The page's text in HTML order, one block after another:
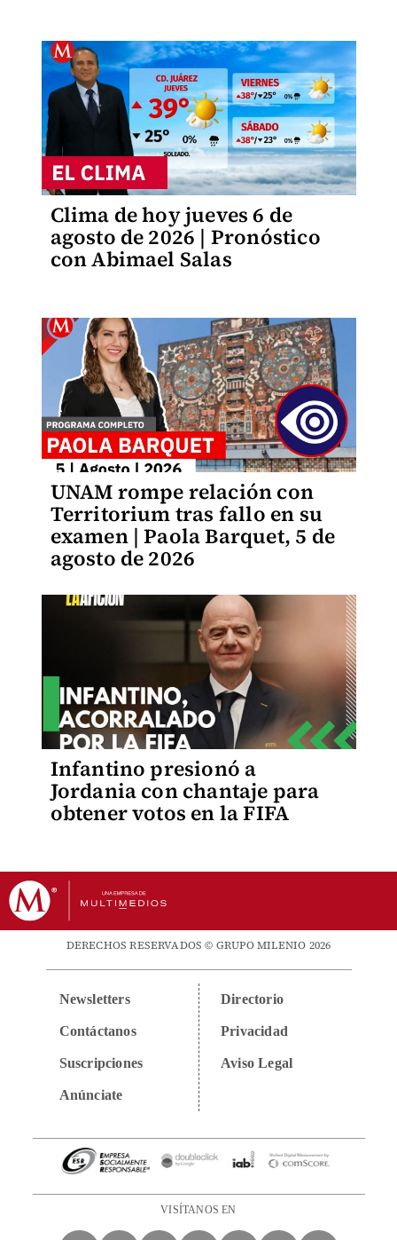
Clima de hoy jueves 6 de
agosto de 2026 | Pronóstico
con Abimael Salas
UNAM rompe relación con
Territorium tras fallo en su
examen | Paola Barquet, 5 de
agosto de 2026
Infantino presionó a
Jordania con chantaje para
obtener votos en la FIFA
DERECHOS RESERVADOS © GRUPO MILENIO 2026
Newsletters
Contáctanos
Suscripciones
Anúnciate
Directorio
Privacidad
Aviso Legal
VISÍTANOS EN